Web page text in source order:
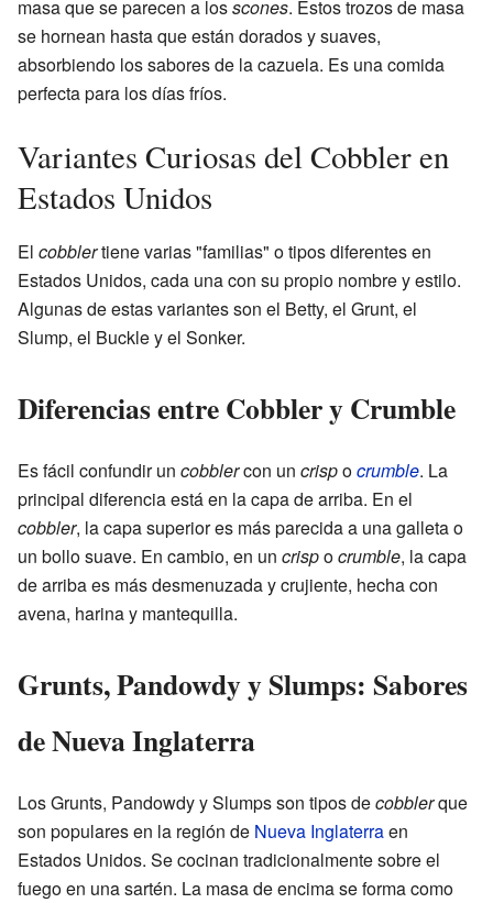
masa que se parecen a losscones. Estos trozos de masa
se hornean hasta que están dorados y suaves,
absorbiendo los sabores de la cazuela. Es una comida
perfecta para los días fríos.
Variantes Curiosas del Cobbler en
Estados Unidos
El cobblertiene varias "familias" o tipos diferentes en
Estados Unidos, cada una con su propio nombre y estilo.
Algunas de estas variantes son el Betty, el Grunt, el
Slump, el Buckle y el Sonker.
Diferencias entre Cobbler y Crumble
Es fácil confundir un cobblercon un crispocrumble. La
principal diferencia está en la capa de arriba. En el
cobbler, la capa superior es más parecida a una galleta o
un bollo suave. En cambio, en un crispocrumble, la capa
de arriba es más desmenuzada y crujiente, hecha con
avena, harina y mantequilla.
Grunts, Pandowdy y Slumps: Sabores
de Nueva Inglaterra
Los Grunts, Pandowdy y Slumps son tipos decobblerque
son populares en la región de Nueva Inglaterraen
Estados Unidos. Se cocinan tradicionalmente sobre el
fuego en una sartén. La masa de encima se forma como